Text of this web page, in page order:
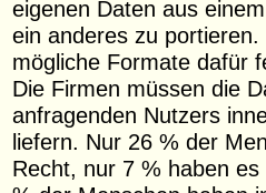
eigenen Daten aus
ein anderes zu
mögliche Formate dafür
Die Firmen müssen die
anfragenden Nutzers
liefern. Nur 26 % der
Recht, nur 7 % haben